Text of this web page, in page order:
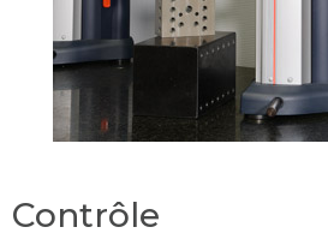
Contrôle